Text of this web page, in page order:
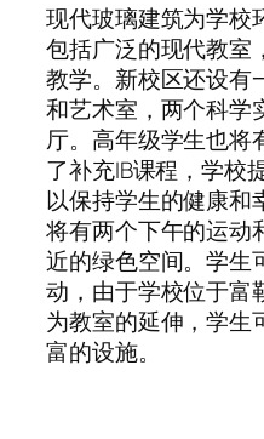
现代玻璃建筑为学校
包括广泛的现代教室
教学。新校区还设有
和艺术室，两个科学
厅。高年级学生也将
了补充IB课程，学校
以保持学生的健康和
将有两个下午的运动
近的绿色空间。学生
动，由于学校位于富
为教室的延伸，学生
富的设施。